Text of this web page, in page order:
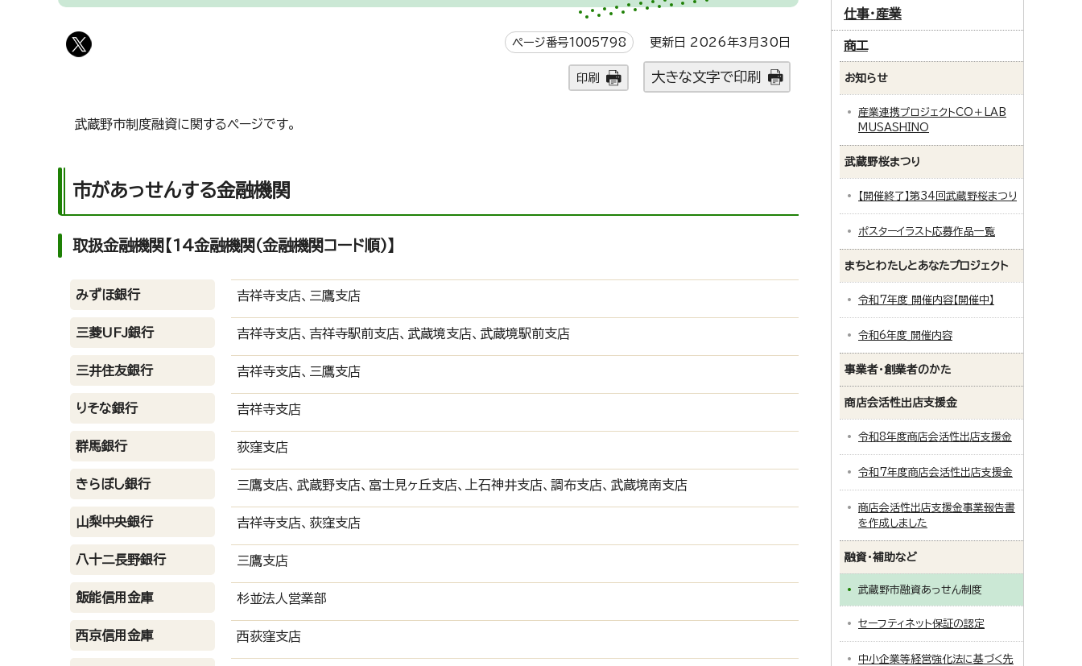
ページ番号1005798 更新日 2026年3月30日
印刷 大きな文字で印刷
武蔵野市制度融資に関するページです。
市があっせんする金融機関
取扱金融機関【14金融機関(金融機関コード順)】
みずほ銀行 吉祥寺支店、三鷹支店
三菱UFJ銀行 吉祥寺支店、吉祥寺駅前支店、武蔵境支店、武蔵境駅前支店
三井住友銀行 吉祥寺支店、三鷹支店
りそな銀行 吉祥寺支店
群馬銀行 荻窪支店
きらぼし銀行 三鷹支店、武蔵野支店、富士見ヶ丘支店、上石神井支店、調布支店、武蔵境南支店
山梨中央銀行 吉祥寺支店、荻窪支店
八十二長野銀行 三鷹支店
飯能信用金庫 杉並法人営業部
西京信用金庫 西荻窪支店
仕事・産業
商工
お知らせ
産業連携プロジェクトCO＋LAB
MUSASHINO
武蔵野桜まつり
【開催終了】第34回武蔵野桜まつり
ポスターイラスト応募作品一覧
まちとわたしとあなたプロジェクト
令和7年度_開催内容【開催中】
令和6年度_開催内容
事業者・創業者のかた
商店会活性出店支援金
令和8年度商店会活性出店支援金
令和7年度商店会活性出店支援金
商店会活性出店支援金事業報告書
を作成しました
融資・補助など
武蔵野市融資あっせん制度
セーフティネット保証の認定
中小企業等経営強化法に基づく先